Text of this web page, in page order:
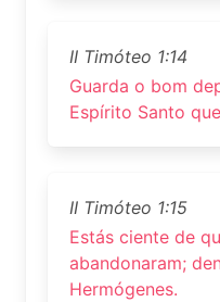
II Timóteo 1:14
Guarda o bom
Espírito Santo
II Timóteo 1:15
Estás ciente de
abandonaram;
Hermógenes.